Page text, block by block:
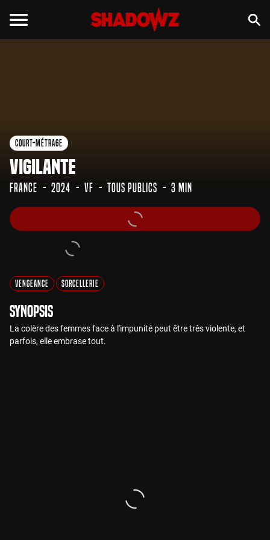
Court-Métrage
Vigilante
France 2024 VF Tous Publics 3 min
Vengeance Sorcellerie
Synopsis
La colère des femmes face à l'impunité peut être très violente, et
parfois, elle embrase tout.